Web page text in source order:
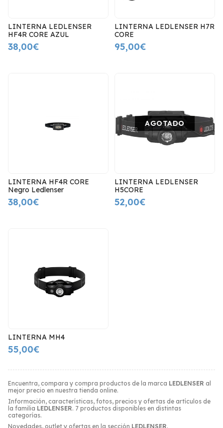
Encuentra, compara y compra productos de la marca LEDLENSER al
mejor precio en nuestra tienda online.
Información, características, fotos, precios y ofertas de artículos de
la familia LEDLENSER. 7 productos disponibles en distintas
categorías.
Novedades, outlet y ofertas en la sección LEDLENSER.
LINTERNA LEDLENSER
HF4R CORE AZUL
38,00€
LINTERNA LEDLENSER H7R
CORE
95,00€
LINTERNA HF4R CORE
Negro Ledlenser
38,00€
AGOTADO
LINTERNA LEDLENSER
H5CORE
52,00€
LINTERNA MH4
55,00€